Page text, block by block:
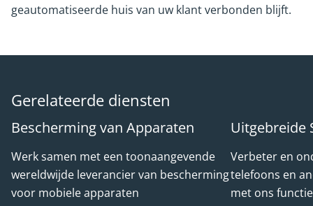
geautomatiseerde huis van uw klant verbonden blijft.
Gerelateerde diensten
Bescherming van Apparaten
Werk samen met een toonaangevende
wereldwijde leverancier van bescherming
voor mobiele apparaten
Uitgebreide
Verbeter en
telefoons en
met ons